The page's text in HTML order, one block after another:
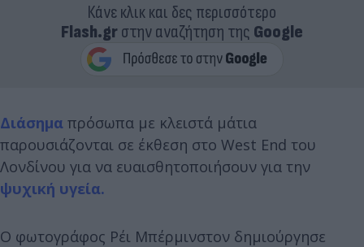
Κάνε κλικ και δες περισσότερο
Flash.grστην αναζήτηση της Google
Διάσημα πρόσωπα με κλειστά μάτια
παρουσιάζονται σε έκθεση στο West End του
Λονδίνου για να ευαισθητοποιήσουν για την
ψυχική υγεία.
Ο φωτογράφος Ρέι Μπέρμινστον δημιούργησε